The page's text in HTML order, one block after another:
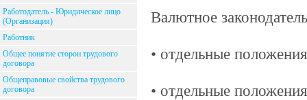
Работодатель - Юридическое лицо
(Организация)
Работник
Общее понятие сторон трудового
договора
Общеправовые свойства трудового
договора
Валютное
• отдельные
• отдельные